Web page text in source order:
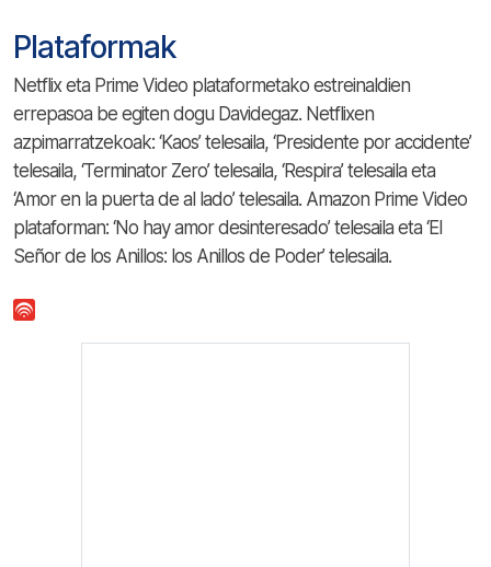
Plataformak
Netflix eta Prime Video plataformetako estreinaldien
errepasoa be egiten dogu Davidegaz. Netflixen
azpimarratzekoak: ‘Kaos’ telesaila, ‘Presidente por accidente’
telesaila, ‘Terminator Zero’ telesaila, ‘Respira’ telesaila eta
‘Amor en la puerta de al lado’ telesaila. Amazon Prime Video
plataforman: ‘No hay amor desinteresado’ telesaila eta ‘El
Señor de los Anillos: los Anillos de Poder’ telesaila.